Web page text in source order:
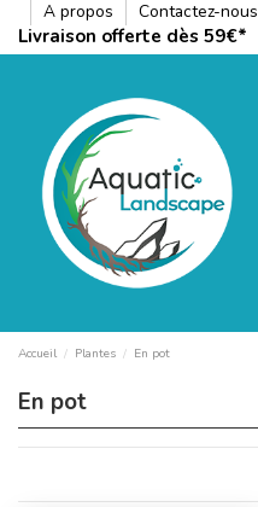
A propos Contactez-nous
Livraison offerte dès 59€*
Accueil Plantes En pot
En pot